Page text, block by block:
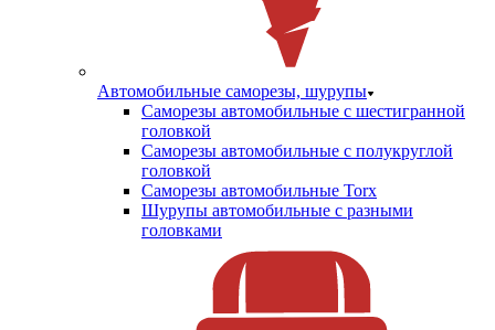
Автомобильные саморезы, шурупы
Саморезы автомобильные с шестигранной
головкой
Саморезы автомобильные с полукруглой
головкой
Саморезы автомобильные Torx
Шурупы автомобильные с разными
головками